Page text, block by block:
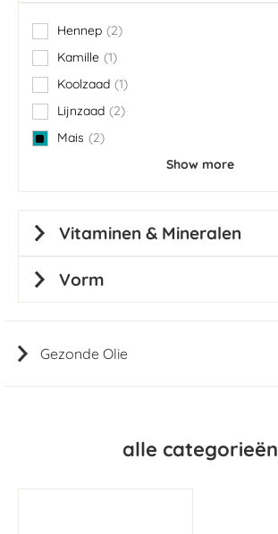
alle categorieën
Gezonde Olie
Hennep 2
items
Kamille 1
item
Koolzaad 1
item
Lijnzaad
2
items
Mais
2
items
Show more
Vitaminen & Mineralen
Vorm